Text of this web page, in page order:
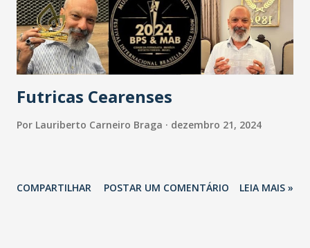
Futricas Cearenses
Por Lauriberto Carneiro Braga dezembro 21, 2024
COMPARTILHAR POSTAR UM COMENTÁRIO LEIA MAIS »